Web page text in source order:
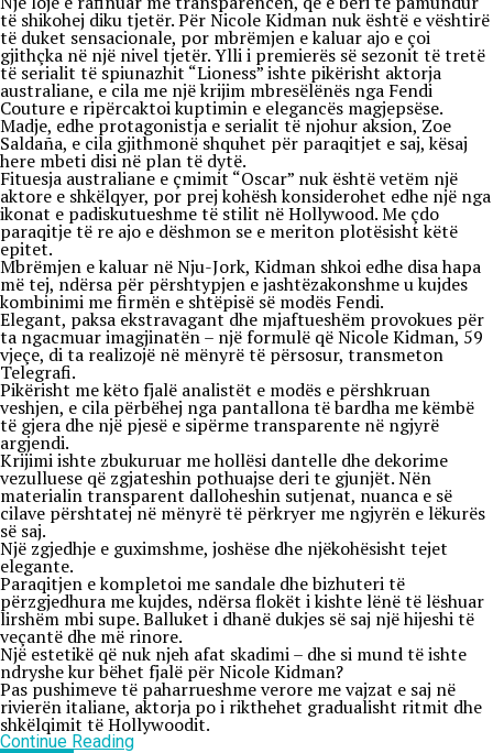
të shikohej diku tjetër. Për Nicole Kidman nuk është e vështirë
të duket sensacionale, por mbrëmjen e kaluar ajo e çoi
gjithçka në një nivel tjetër. Ylli i premierës së sezonit të tretë
të serialit të spiunazhit “Lioness” ishte pikërisht aktorja
australiane, e cila me një krijim mbresëlënës nga Fendi
Couture e ripërcaktoi kuptimin e elegancës magjepsëse.
Madje, edhe protagonistja e serialit të njohur aksion, Zoe
Saldaña, e cila gjithmonë shquhet për paraqitjet e saj, kësaj
here mbeti disi në plan të dytë.
Fituesja australiane e çmimit “Oscar” nuk është vetëm një
aktore e shkëlqyer, por prej kohësh konsiderohet edhe një nga
ikonat e padiskutueshme të stilit në Hollywood. Me çdo
paraqitje të re ajo e dëshmon se e meriton plotësisht këtë
epitet.
Mbrëmjen e kaluar në Nju-Jork, Kidman shkoi edhe disa hapa
më tej, ndërsa për përshtypjen e jashtëzakonshme u kujdes
kombinimi me firmën e shtëpisë së modës Fendi.
Elegant, paksa ekstravagant dhe mjaftueshëm provokues për
ta ngacmuar imagjinatën – një formulë që Nicole Kidman, 59
vjeçe, di ta realizojë në mënyrë të përsosur, transmeton
Telegrafi.
Pikërisht me këto fjalë analistët e modës e përshkruan
veshjen, e cila përbëhej nga pantallona të bardha me këmbë
të gjera dhe një pjesë e sipërme transparente në ngjyrë
argjendi.
Krijimi ishte zbukuruar me hollësi dantelle dhe dekorime
vezulluese që zgjateshin pothuajse deri te gjunjët. Nën
materialin transparent dalloheshin sutjenat, nuanca e së
cilave përshtatej në mënyrë të përkryer me ngjyrën e lëkurës
së saj.
Një zgjedhje e guximshme, joshëse dhe njëkohësisht tejet
elegante.
Paraqitjen e kompletoi me sandale dhe bizhuteri të
përzgjedhura me kujdes, ndërsa flokët i kishte lënë të lëshuar
lirshëm mbi supe. Balluket i dhanë dukjes së saj një hijeshi të
veçantë dhe më rinore.
Një estetikë që nuk njeh afat skadimi – dhe si mund të ishte
ndryshe kur bëhet fjalë për Nicole Kidman?
Pas pushimeve të paharrueshme verore me vajzat e saj në
rivierën italiane, aktorja po i rikthehet gradualisht ritmit dhe
shkëlqimit të Hollywoodit.
Continue Reading